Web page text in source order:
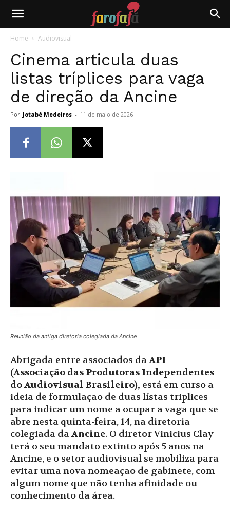
Farofafá
Home Audiovisual
Cinema articula duas
listas tríplices para vaga
de direção da Ancine
Por Jotabê Medeiros - 11 de maio de 2026
Reunião da antiga diretoria colegiada da Ancine
Abrigada entre associados daAPI
(Associação das Produtoras Independentes
do Audiovisual Brasileiro), está em curso a
ideia de formulação de duas lístas triplices
para indicar um nome a ocupar a vaga que se
abre nesta quinta-feira, 14, na diretoria
colegiada daAncine. O diretor Vinicius Clay
terá o seu mandato extinto após 5 anos na
Ancine, e o setor audiovisual se mobiliza para
evitar uma nova nomeação de gabinete, com
algum nome que não tenha afinidade ou
conhecimento da área.